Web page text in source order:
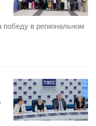
победу в региональном